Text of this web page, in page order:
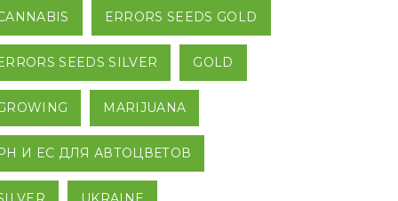
ERRORS SEEDS GOLD
SEEDS SILVER GOLD
MARIJUANA
И EC ДЛЯ АВТОЦВЕТОВ